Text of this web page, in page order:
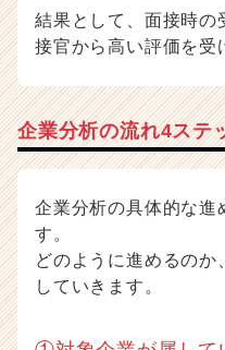
結果として、面接時の
接官から高い評価を受
企業分析の流れ4ステ
企業分析の具体的な進
す。
どのように進めるのか
していきます。